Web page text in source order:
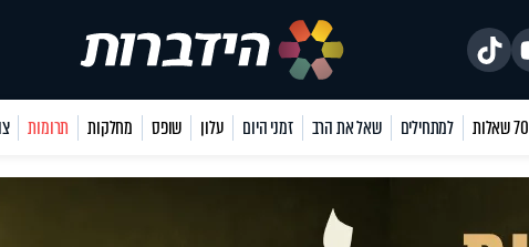
70 שאלות למתחילים שאל את הרב זמני היום עלון שופס מחלקות תרומות